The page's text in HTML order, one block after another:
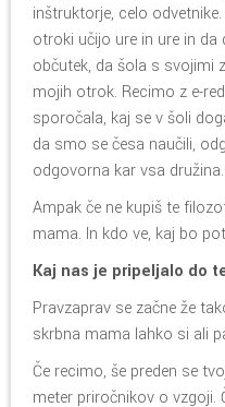
inštruktorje, celo
otroki učijo ure in ure in da
občutek, da šola s svojimi
mojih otrok. Recimo z e-
sporočala, kaj se v šoli
da smo se česa naučili,
odgovorna kar vsa družina.
Ampak če ne kupiš te
mama. In kdo ve, kaj bo
Kaj nas je pripeljalo do
Pravzaprav se začne že
skrbna mama lahko si ali
Če recimo, še preden se
meter priročnikov o vzgoji.